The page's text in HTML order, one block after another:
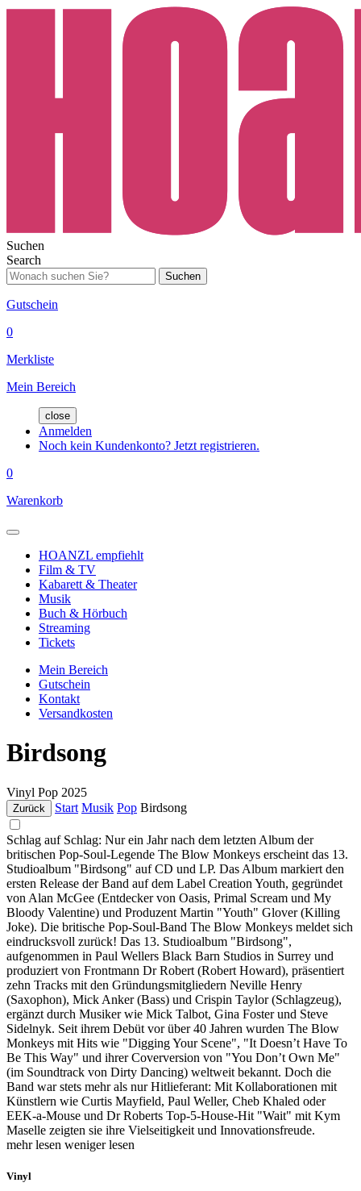
Suchen
Search
Suchen
Gutschein
0
Merkliste
Mein Bereich
close
Anmelden
Noch kein Kundenkonto? Jetzt registrieren.
0
Warenkorb
HOANZL empfiehlt
Film & TV
Kabarett & Theater
Musik
Buch & Hörbuch
Streaming
Tickets
Mein Bereich
Gutschein
Kontakt
Versandkosten
Birdsong
Vinyl Pop 2025
Zurück Start Musik Pop Birdsong
Schlag auf Schlag: Nur ein Jahr nach dem letzten Album der
britischen Pop-Soul-Legende The Blow Monkeys erscheint das 13.
Studioalbum "Birdsong" auf CD und LP. Das Album markiert den
ersten Release der Band auf dem Label Creation Youth, gegründet
von Alan McGee (Entdecker von Oasis, Primal Scream und My
Bloody Valentine) und Produzent Martin "Youth" Glover (Killing
Joke). Die britische Pop-Soul-Band The Blow Monkeys meldet sich
eindrucksvoll zurück! Das 13. Studioalbum "Birdsong",
aufgenommen in Paul Wellers Black Barn Studios in Surrey und
produziert von Frontmann Dr Robert (Robert Howard), präsentiert
zehn Tracks mit den Gründungsmitgliedern Neville Henry
(Saxophon), Mick Anker (Bass) und Crispin Taylor (Schlagzeug),
ergänzt durch Musiker wie Mick Talbot, Gina Foster und Steve
Sidelnyk. Seit ihrem Debüt vor über 40 Jahren wurden The Blow
Monkeys mit Hits wie "Digging Your Scene", "It Doesn’t Have To
Be This Way" und ihrer Coverversion von "You Don’t Own Me"
(im Soundtrack von Dirty Dancing) weltweit bekannt. Doch die
Band war stets mehr als nur Hitlieferant: Mit Kollaborationen mit
Künstlern wie Curtis Mayfield, Paul Weller, Cheb Khaled oder
EEK-a-Mouse und Dr Roberts Top-5-House-Hit "Wait" mit Kym
Maselle zeigten sie ihre Vielseitigkeit und Innovationsfreude.
mehr lesen weniger lesen
Vinyl